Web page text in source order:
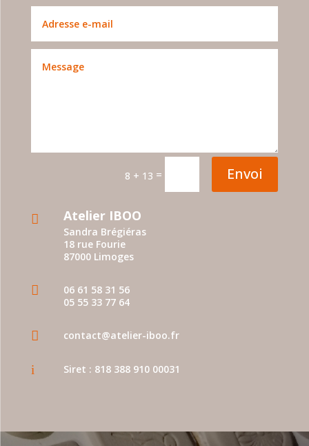
8 + 13 = Envoi
 Atelier IBOO
Sandra Brégiéras
18 rue Fourie
87000 Limoges

06 61 58 31 56
05 55 33 77 64
 contact@atelier-iboo.fr
i Siret : 818 388 910 00031